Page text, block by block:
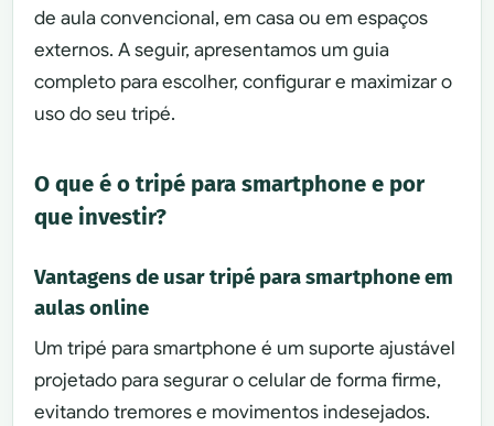
de aula convencional, em casa ou em espaços
externos. A seguir, apresentamos um guia
completo para escolher, configurar e maximizar o
uso do seu tripé.
O que é o tripé para smartphone e por
que investir?
Vantagens de usar tripé para smartphone em
aulas online
Um tripé para smartphone é um suporte ajustável
projetado para segurar o celular de forma firme,
evitando tremores e movimentos indesejados.